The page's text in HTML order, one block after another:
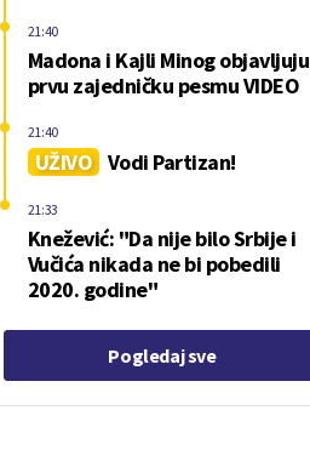
Madona i Kajli Minog objavljuju
prvu zajedničku pesmu VIDEO
21:40
UŽIVO Vodi Partizan!
21:40
Knežević: "Da nije bilo Srbije i
Vučića nikada ne bi pobedili
2020. godine"
21:33
Pogledaj sve